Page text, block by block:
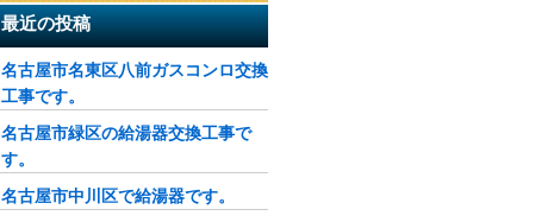
最近の投稿
名古屋市名東区八前ガスコンロ交換
工事です。
名古屋市緑区の給湯器交換工事で
す。
名古屋市中川区で給湯器です。